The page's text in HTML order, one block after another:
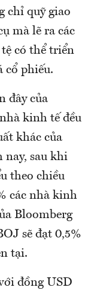
chỉ quỹ giao
mà lẽ ra các
có thể triển
cổ phiếu.
đây của
kinh tế đều
khác của
nay, sau khi
theo chiều
các nhà kinh
Bloomberg
sẽ đạt 0,5%
tại.
đồng USD